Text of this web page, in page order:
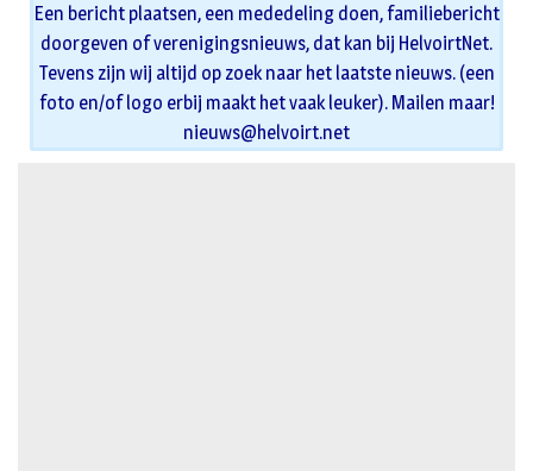
Een bericht plaatsen, een mededeling doen, familiebericht
doorgeven of verenigingsnieuws, dat kan bij HelvoirtNet.
Tevens zijn wij altijd op zoek naar het laatste nieuws. (een
foto en/of logo erbij maakt het vaak leuker). Mailen maar!
nieuws@helvoirt.net